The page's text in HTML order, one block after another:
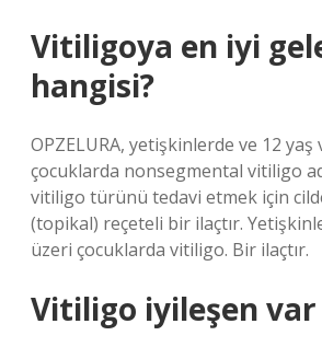
Vitiligoya en iyi
hangisi?
OPZELURA, yetişkinlerde ve 12 yaş
çocuklarda nonsegmental vitiligo
vitiligo türünü tedavi etmek için
(topikal) reçeteli bir ilaçtır.
üzeri çocuklarda vitiligo. Bir ilaçtır.
Vitiligo iyileşen var